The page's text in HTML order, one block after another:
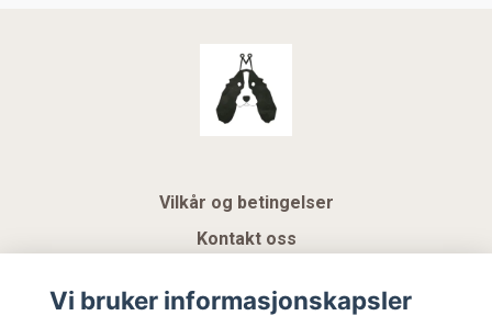
Vilkår og betingelser
Kontakt oss
Gavekort
Vi bruker informasjonskapsler